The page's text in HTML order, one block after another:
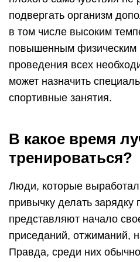
подвергать организм
в том числе высоким
повышенным физическим
проведения всех
может назначить
спортивные занятия.
В какое время
тренироваться?
Люди, которые
привычку делать зарядку
представляют начало
приседаний, отжиманий,
Правда, среди них